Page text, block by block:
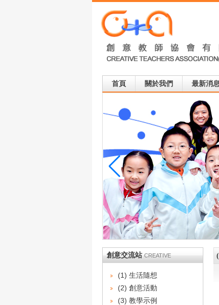
首頁 關於我們 最新消
創意交流站 CREATIVE
(1) 生活隨想
(2) 創意活動
(3) 教學示例